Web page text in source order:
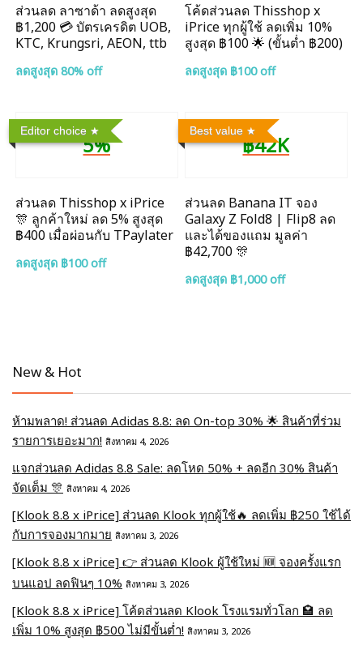
ส่วนลด ลาซาด้า ลดสูงสุด
฿1,200 💳 บัตรเครดิต UOB,
KTC, Krungsri, AEON, ttb
ลดสูงสุด 80% off
โค้ดส่วนลด Thisshop x
iPrice ทุกผู้ใช้ ลดเพิ่ม 10%
สูงสุด ฿100 🌟 (ขั้นต่ำ ฿200)
ลดสูงสุด ฿100 off
Editor choice
5%
ส่วนลด Thisshop x iPrice
🎊 ลูกค้าใหม่ ลด 5% สูงสุด
฿400 เมื่อผ่อนกับ TPaylater
ลดสูงสุด ฿100 off
Best value
฿42K
ส่วนลด Banana IT จอง
Galaxy Z Fold8 | Flip8 ลด
และได้ของแถม มูลค่า
฿42,700 🎊
ลดสูงสุด ฿1,000 off
New & Hot
ห้ามพลาด! ส่วนลด Adidas 8.8: ลด On-top 30% 🌟 สินค้าที่ร่วม
รายการเยอะมาก! สิงหาคม 4, 2026
แจกส่วนลด Adidas 8.8 Sale: ลดโหด 50% + ลดอีก 30% สินค้า
จัดเต็ม 🎊 สิงหาคม 4, 2026
[Klook 8.8 x iPrice] ส่วนลด Klook ทุกผู้ใช้🔥 ลดเพิ่ม ฿250 ใช้ได้
กับการจองมากมาย สิงหาคม 3, 2026
[Klook 8.8 x iPrice] 👉 ส่วนลด Klook ผู้ใช้ใหม่ 🆕 จองครั้งแรก
บนแอป ลดฟินๆ 10% สิงหาคม 3, 2026
[Klook 8.8 x iPrice] โค้ดส่วนลด Klook โรงแรมทั่วโลก 🏩 ลด
เพิ่ม 10% สูงสุด ฿500 ไม่มีขั้นต่ำ! สิงหาคม 3, 2026